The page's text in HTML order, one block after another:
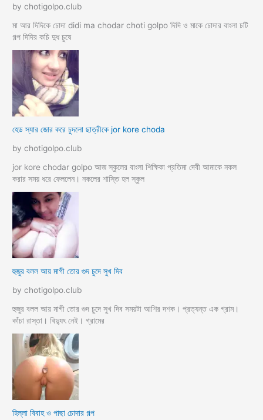
by chotigolpo.club
মা আর দিদিকে চোদা didi ma chodar choti golpo দিদি ও মাকে চোদার বাংলা চটি
গল্প দিদির কচি দুধ চুষে
হেড স্যার জোর করে চুদলো ছাত্রীকে jor kore choda
by chotigolpo.club
jor kore chodar golpo আজ স্কুলের বাংলা শিক্ষিকা প্রতিমা দেবী আমাকে নকল
করার সময় ধরে ফেললেন। নকলের শাস্তি হল স্কুল
হুজুর বলল আয় মাগী তোর গুদ চুদে সুখ দিব
by chotigolpo.club
হুজুর বলল আয় মাগী তোর গুদ চুদে সুখ দিব সময়টা আশির দশক। প্রত্যন্ত এক গ্রাম।
কাঁচা রাস্তা। বিদ্যুৎ নেই। গ্রামের
হিল্লা বিবাহ ও পাছা চোদার গল্প